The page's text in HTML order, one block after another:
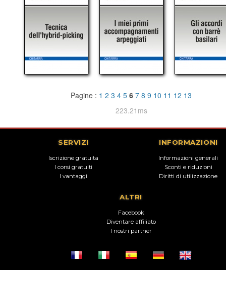
Pagine : 1 2 3 4 5 6 7 8 9 10 11 12 13
223.21ms
SERVIZI
Iscrizione gratuita
I corsi gratuiti
I vantaggi
INFORMAZIONI
Informazioni generali
Sconti e riduzioni
Diritti di utilizzazione
ALTRI
Facebook
Diventare affiliato
I nostri partner